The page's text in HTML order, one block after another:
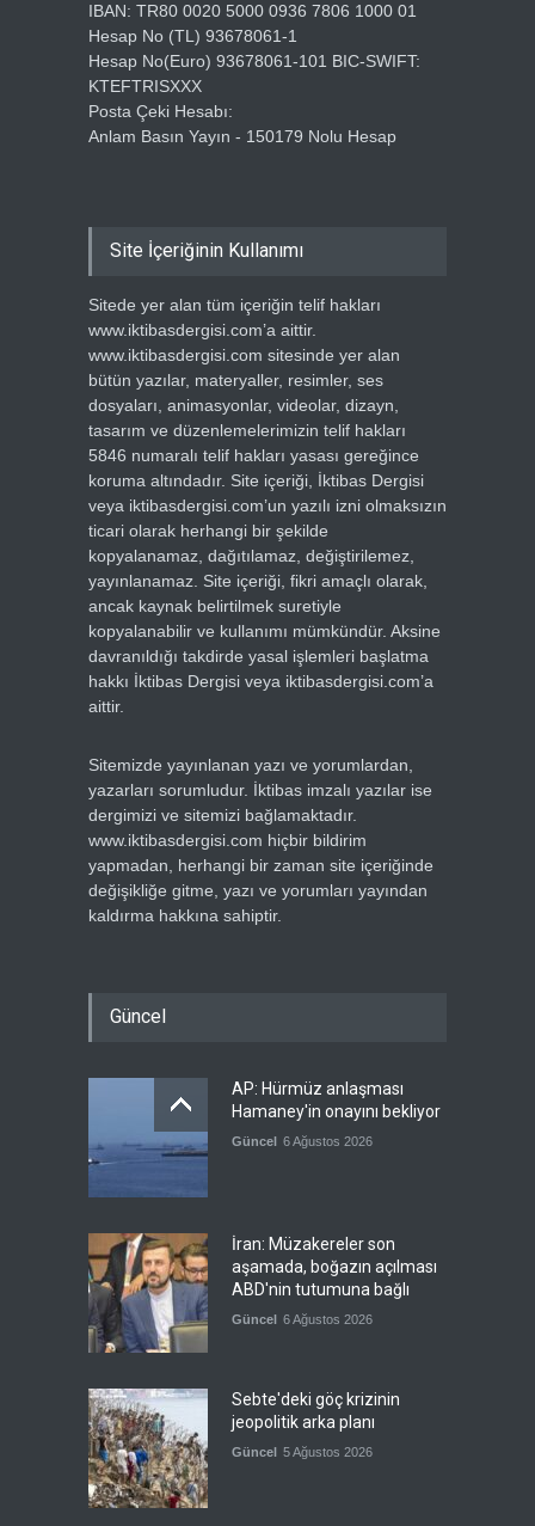
IBAN: TR80 0020 5000 0936 7806 1000 01
Hesap No (TL) 93678061-1
Hesap No(Euro) 93678061-101 BIC-SWIFT:
KTEFTRISXXX
Posta Çeki Hesabı:
Anlam Basın Yayın - 150179 Nolu Hesap
Site İçeriğinin Kullanımı
Sitede yer alan tüm içeriğin telif hakları
www.iktibasdergisi.com’a aittir.
www.iktibasdergisi.com sitesinde yer alan
bütün yazılar, materyaller, resimler, ses
dosyaları, animasyonlar, videolar, dizayn,
tasarım ve düzenlemelerimizin telif hakları
5846 numaralı telif hakları yasası gereğince
koruma altındadır. Site içeriği, İktibas Dergisi
veya iktibasdergisi.com’un yazılı izni olmaksızın
ticari olarak herhangi bir şekilde
kopyalanamaz, dağıtılamaz, değiştirilemez,
yayınlanamaz. Site içeriği, fikri amaçlı olarak,
ancak kaynak belirtilmek suretiyle
kopyalanabilir ve kullanımı mümkündür. Aksine
davranıldığı takdirde yasal işlemleri başlatma
hakkı İktibas Dergisi veya iktibasdergisi.com’a
aittir.
Sitemizde yayınlanan yazı ve yorumlardan,
yazarları sorumludur. İktibas imzalı yazılar ise
dergimizi ve sitemizi bağlamaktadır.
www.iktibasdergisi.com hiçbir bildirim
yapmadan, herhangi bir zaman site içeriğinde
değişikliğe gitme, yazı ve yorumları yayından
kaldırma hakkına sahiptir.
Güncel
AP: Hürmüz anlaşması
Hamaney'in onayını bekliyor
Güncel 6 Ağustos 2026
İran: Müzakereler son
aşamada, boğazın açılması
ABD'nin tutumuna bağlı
Güncel 6 Ağustos 2026
Sebte'deki göç krizinin
jeopolitik arka planı
Güncel 5 Ağustos 2026